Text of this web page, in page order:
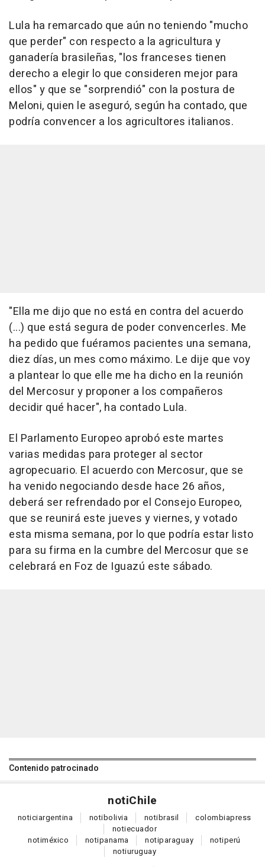
Lula ha remarcado que aún no teniendo "mucho
que perder" con respecto a la agricultura y
ganadería brasileñas, "los franceses tienen
derecho a elegir lo que consideren mejor para
ellos" y que se "sorprendió" con la postura de
Meloni, quien le aseguró, según ha contado, que
podría convencer a los agricultores italianos.
"Ella me dijo que no está en contra del acuerdo
(...) que está segura de poder convencerles. Me
ha pedido que fuéramos pacientes una semana,
diez días, un mes como máximo. Le dije que voy
a plantear lo que elle me ha dicho en la reunión
del Mercosur y proponer a los compañeros
decidir qué hacer", ha contado Lula.
El Parlamento Europeo aprobó este martes
varias medidas para proteger al sector
agropecuario. El acuerdo con Mercosur, que se
ha venido negociando desde hace 26 años,
deberá ser refrendado por el Consejo Europeo,
que se reunirá este jueves y viernes, y votado
esta misma semana, por lo que podría estar listo
para su firma en la cumbre del Mercosur que se
celebrará en Foz de Iguazú este sábado.
Contenido patrocinado
notiChile
noticiargentina notibolivia notibrasil colombiapress
notiecuador
notiméxico notipanama notiparaguay notiperú
notiuruguay